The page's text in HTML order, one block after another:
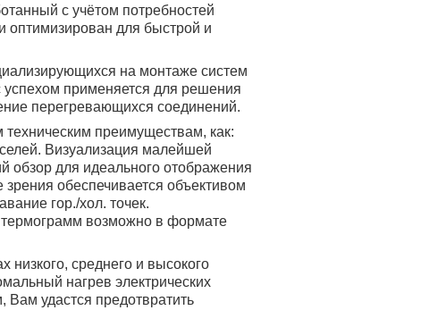
с учётом потребностей
оптимизирован для быстрой и
на монтаже систем
успехом применяется для решения
перегревающихся соединений.
техническим преимуществам, как:
Визуализация малейшей
обзор для идеального отображения
обеспечивается объективом
гор./хол. точек.
возможно в формате
низкого, среднего и высокого
нагрев электрических
удастся предотвратить